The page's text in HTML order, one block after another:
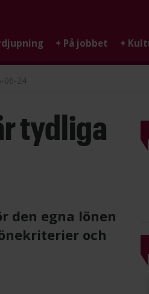
+ På jobbet +
tydliga
den egna lönen
och